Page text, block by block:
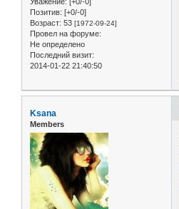
Позитив: [+0/-0]
Возраст: 53 [1972-09-24]
Провел на форуме:
Не определено
Последний визит:
2014-01-22 21:40:50
Ksana
Members